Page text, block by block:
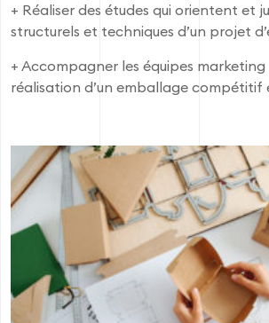
+ Réaliser des études qui orientent et
structurels et techniques d’un projet
+ Accompagner les équipes marketing
réalisation d’un emballage